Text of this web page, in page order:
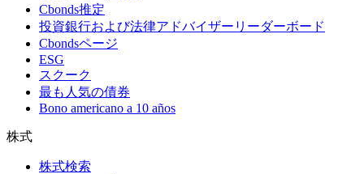
Cbonds推定
投資銀行および法律アドバイザーリーダーボード
Cbondsページ
ESG
スクーク
最も人気の債券
Bono americano a 10 años
株式
株式検索